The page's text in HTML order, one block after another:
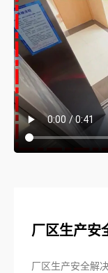
厂区生产安
厂区生产安全解